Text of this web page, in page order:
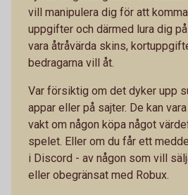
vill manipulera dig för att
uppgifter och därmed lura dig
vara åtråvärda skins,
bedragarna vill åt.
Var försiktig om det dyker upp
appar eller på sajter. De kan
vakt om någon köpa något
spelet. Eller om du får ett
i Discord - av någon som vill
eller obegränsat med Robux.